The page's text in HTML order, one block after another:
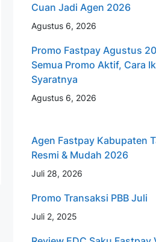
Cuan Jadi Agen 2026
Agustus 6, 2026
Promo Fastpay Agustus
Semua Promo Aktif, Cara
Syaratnya
Agustus 6, 2026
Agen Fastpay Kabupaten
Resmi & Mudah 2026
Juli 28, 2026
Promo Transaksi PBB Juli
Juli 2, 2025